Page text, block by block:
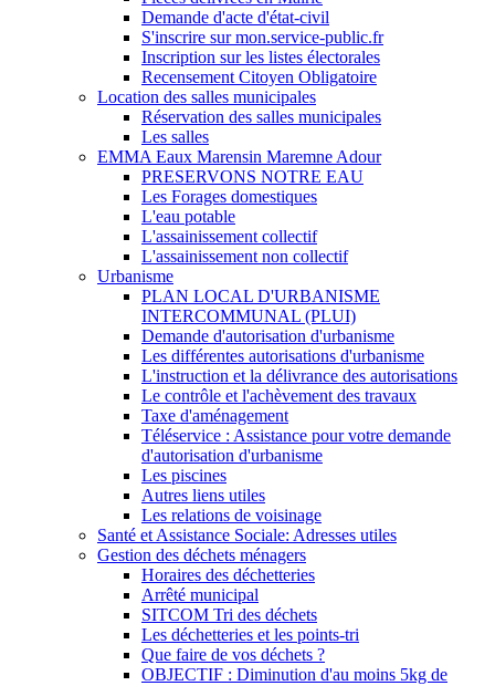
Demande d'acte d'état-civil
S'inscrire sur mon.service-public.fr
Inscription sur les listes électorales
Recensement Citoyen Obligatoire
Location des salles municipales
Réservation des salles municipales
Les salles
EMMA Eaux Marensin Maremne Adour
PRESERVONS NOTRE EAU
Les Forages domestiques
L'eau potable
L'assainissement collectif
L'assainissement non collectif
Urbanisme
PLAN LOCAL D'URBANISME
INTERCOMMUNAL (PLUI)
Demande d'autorisation d'urbanisme
Les différentes autorisations d'urbanisme
L'instruction et la délivrance des autorisations
Le contrôle et l'achèvement des travaux
Taxe d'aménagement
Téléservice : Assistance pour votre demande
d'autorisation d'urbanisme
Les piscines
Autres liens utiles
Les relations de voisinage
Santé et Assistance Sociale: Adresses utiles
Gestion des déchets ménagers
Horaires des déchetteries
Arrêté municipal
SITCOM Tri des déchets
Les déchetteries et les points-tri
Que faire de vos déchets ?
OBJECTIF : Diminution d'au moins 5kg de